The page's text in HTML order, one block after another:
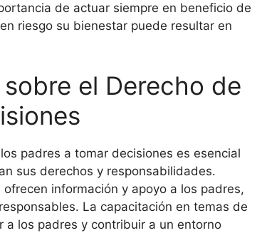
de actuar siempre en beneficio de
riesgo su bienestar puede resultar en
el Derecho de
padres a tomar decisiones es esencial
sus derechos y responsabilidades.
información y apoyo a los padres,
La capacitación en temas de
a los padres y contribuir a un entorno